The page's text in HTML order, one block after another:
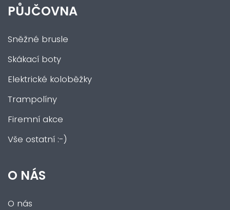
PŮJČOVNA
Sněžné brusle
Skákací boty
Elektrické koloběžky
Trampolíny
Firemní akce
Vše ostatní :-)
O NÁS
O nás